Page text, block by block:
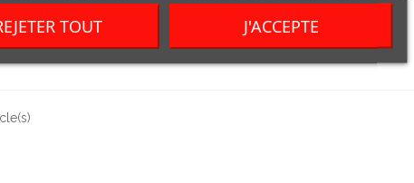
CHF TOUT J'ACCEPTE